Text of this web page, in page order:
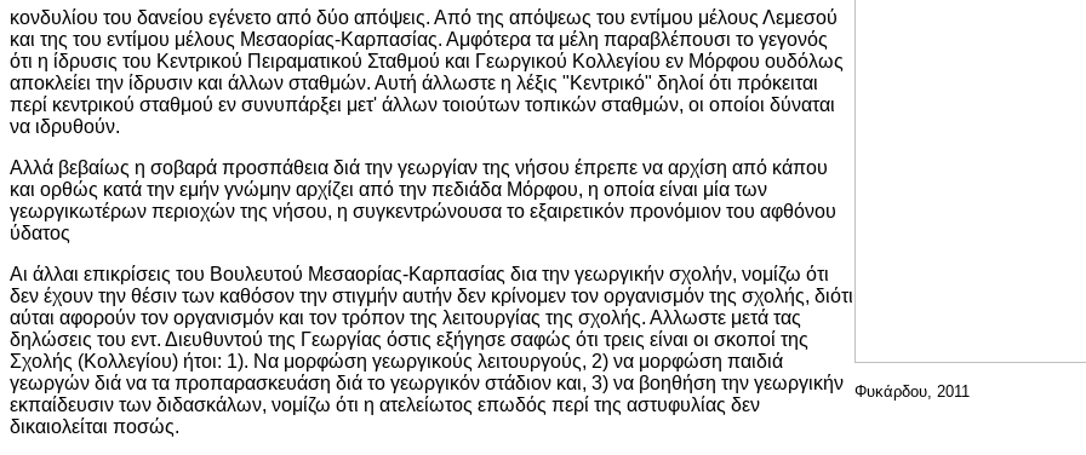
Φυκάρδου, 2011
κονδυλίου του δανείου εγένετο από δύο απόψεις. Από της απόψεως του εντίμου μέλους Λεμεσού
και της του εντίμου μέλους Μεσαορίας-Καρπασίας. Αμφότερα τα μέλη παραβλέπουσι το γεγονός
ότι η ίδρυσις του Κεντρικού Πειραματικού Σταθμού και Γεωργικού Κολλεγίου εν Μόρφου ουδόλως
αποκλείει την ίδρυσιν και άλλων σταθμών. Αυτή άλλωστε η λέξις "Κεντρικό" δηλοί ότι πρόκειται
περί κεντρικού σταθμού εν συνυπάρξει μετ' άλλων τοιούτων τοπικών σταθμών, οι οποίοι δύναται
να ιδρυθούν.
Αλλά βεβαίως η σοβαρά προσπάθεια διά την γεωργίαν της νήσου έπρεπε να αρχίση από κάπου
και ορθώς κατά την εμήν γνώμην αρχίζει από την πεδιάδα Μόρφου, η οποία είναι μία των
γεωργικωτέρων περιοχών της νήσου, η συγκεντρώνουσα το εξαιρετικόν προνόμιον του αφθόνου
ύδατος
Αι άλλαι επικρίσεις του Βουλευτού Μεσαορίας-Καρπασίας δια την γεωργικήν σχολήν, νομίζω ότι
δεν έχουν την θέσιν των καθόσον την στιγμήν αυτήν δεν κρίνομεν τον οργανισμόν της σχολής, διότι
αύται αφορούν τον οργανισμόν και τον τρόπον της λειτουργίας της σχολής. Αλλωστε μετά τας
δηλώσεις του εντ. Διευθυντού της Γεωργίας όστις εξήγησε σαφώς ότι τρεις είναι οι σκοποί της
Σχολής (Κολλεγίου) ήτοι: 1). Να μορφώση γεωργικούς λειτουργούς, 2) να μορφώση παιδιά
γεωργών διά να τα προπαρασκευάση διά το γεωργικόν στάδιον και, 3) να βοηθήση την γεωργικήν
εκπαίδευσιν των διδασκάλων, νομίζω ότι η ατελείωτος επωδός περί της αστυφυλίας δεν
δικαιολείται ποσώς.